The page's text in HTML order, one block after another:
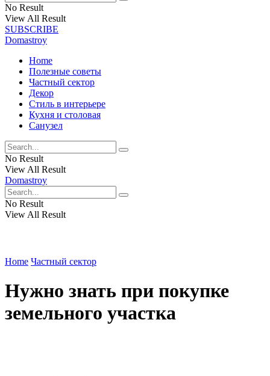
No Result
View All Result
SUBSCRIBE
Domastroy
Home
Полезные советы
Частный сектор
Декор
Стиль в интерьере
Кухня и столовая
Санузел
No Result
View All Result
Domastroy
No Result
View All Result
Home Частный сектор
Нужно знать при покупке
земельного участка